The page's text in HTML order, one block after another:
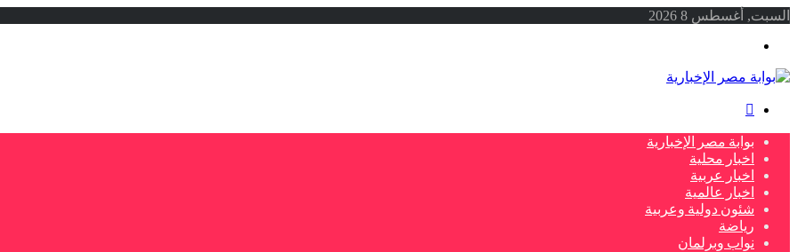
السبت, أغسطس 8 2026
بوابة مصر الإخبارية
اخبار محلية
اخبار عربية
اخبار عالمية
شئون دولية وعربية
رياضة
نواب وبرلمان